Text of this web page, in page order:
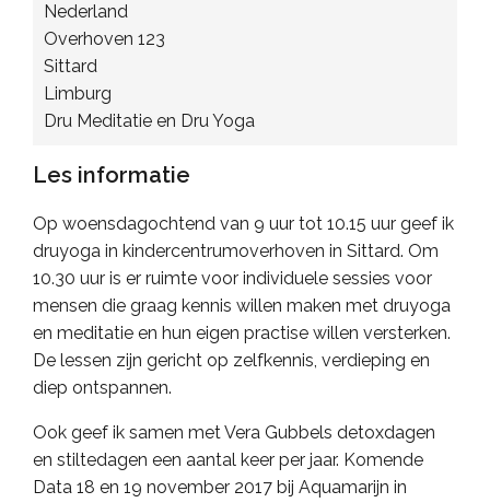
Nederland
Overhoven 123
Sittard
Limburg
Dru Meditatie en Dru Yoga
Les informatie
Op woensdagochtend van 9 uur tot 10.15 uur geef ik
druyoga in kindercentrumoverhoven in Sittard. Om
10.30 uur is er ruimte voor individuele sessies voor
mensen die graag kennis willen maken met druyoga
en meditatie en hun eigen practise willen versterken.
De lessen zijn gericht op zelfkennis, verdieping en
diep ontspannen.
Ook geef ik samen met Vera Gubbels detoxdagen
en stiltedagen een aantal keer per jaar. Komende
Data 18 en 19 november 2017 bij Aquamarijn in